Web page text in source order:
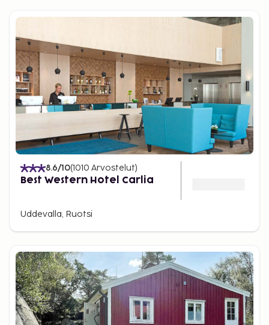
8.6/10(1010 Arvostelut)
Best Western Hotel Carlia
Uddevalla, Ruotsi